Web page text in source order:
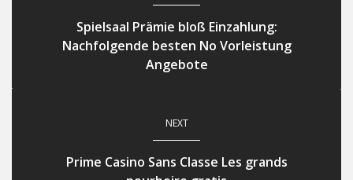
Spielsaal Prämie bloß Einzahlung:
Nachfolgende besten No Vorleistung
Angebote
NEXT
Prime Casino Sans Classe Les grands